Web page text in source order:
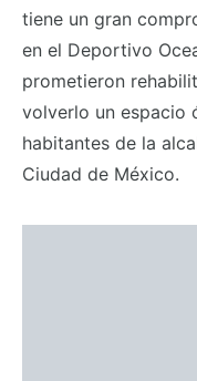
tiene un gran
en el Deportivo
prometieron
volverlo un espacio
habitantes de la
Ciudad de México.